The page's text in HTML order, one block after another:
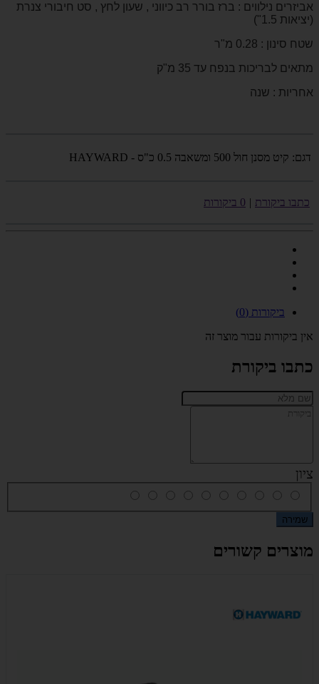
אביזרים נילווים : ברז בורר רב כיווני , שעון לחץ , סט חיבורי צנרת
(יציאות 1.5")
שטח סינון : 0.28 מ"ר
מתאים לבריכות בנפח עד 35 מ"ק
אחריות : שנה
דגם: קיט מסנן חול 500 ומשאבה 0.5 כ"ס - HAYWARD
כתבו ביקורת | 0 ביקורות
ביקורות (0)
אין ביקורות עבור מוצר זה
כתבו ביקורת
ציון
שמירה
מוצרים קשורים